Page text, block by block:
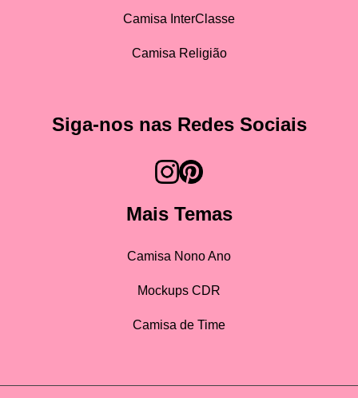
Camisa InterClasse
Camisa Religião
Siga-nos nas Redes Sociais
Mais Temas
Camisa Nono Ano
Mockups CDR
Camisa de Time